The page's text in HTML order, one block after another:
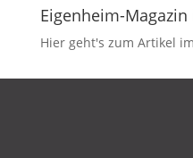
Eigenheim-
Hier geht's zum Artikel
DATENSCHUTZ